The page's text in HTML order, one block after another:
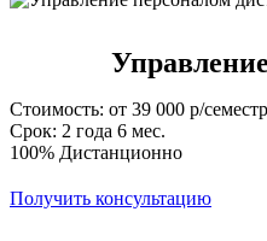
Стоимость: от 39 000 р/семестр
Срок: 2 года 6 мес.
100% Дистанционно
Получить консультацию